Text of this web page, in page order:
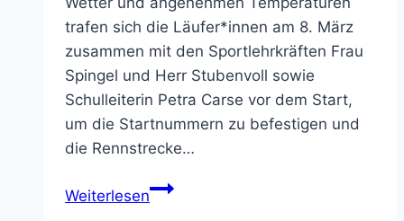
trafen sich die Läufer*innen am 8. März
zusammen mit den Sportlehrkräften Frau
Spingel und Herr Stubenvoll sowie
Schulleiterin Petra Carse vor dem Start,
um die Startnummern zu befestigen und
die Rennstrecke…
WeiterlesenErfolgreicher